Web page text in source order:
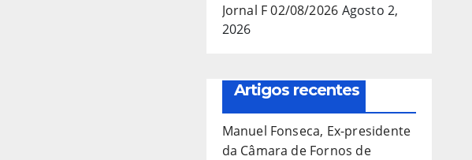
Jornal F 02/08/2026 Agosto 2,
2026
Artigos recentes
Manuel Fonseca, Ex-presidente
da Câmara de Fornos de